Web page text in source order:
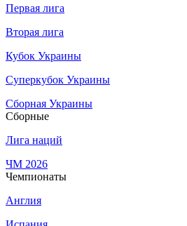
Первая лига
Вторая лига
Кубок Украины
Суперкубок Украины
Сборная Украины
Сборные
Лига наций
ЧМ 2026
Чемпионаты
Англия